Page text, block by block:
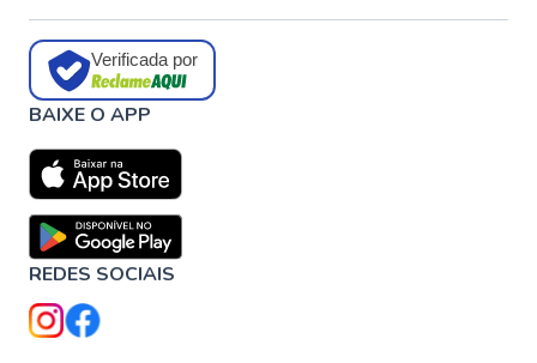
Verificada por
BAIXE O APP
REDES SOCIAIS